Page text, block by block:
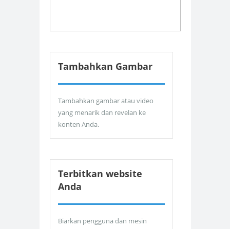
Tambahkan Gambar
Tambahkan gambar atau video
yang menarik dan revelan ke
konten Anda.
Terbitkan website
Anda
Biarkan pengguna dan mesin